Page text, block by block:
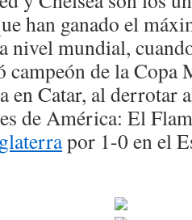
han ganado el
nivel mundial,
campeón de la Copa
en Catar, al derrotar
de América: El
por 1-0 en el